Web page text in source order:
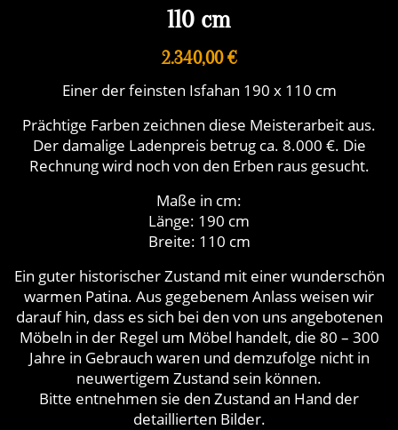
110 cm
2.340,00 €
Einer der feinsten Isfahan 190 x 110 cm
Prächtige Farben zeichnen diese Meisterarbeit aus.
Der damalige Ladenpreis betrug ca. 8.000 €. Die
Rechnung wird noch von den Erben raus gesucht.
Maße in cm:
Länge: 190 cm
Breite: 110 cm
Ein guter historischer Zustand mit einer wunderschön
warmen Patina. Aus gegebenem Anlass weisen wir
darauf hin, dass es sich bei den von uns angebotenen
Möbeln in der Regel um Möbel handelt, die 80 – 300
Jahre in Gebrauch waren und demzufolge nicht in
neuwertigem Zustand sein können.
Bitte entnehmen sie den Zustand an Hand der
detaillierten Bilder.